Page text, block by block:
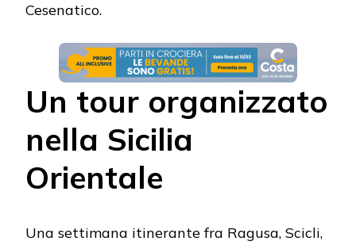
Cesenatico.
Un tour organizzato
nella Sicilia
Orientale
Una settimana itinerante fra Ragusa, Scicli,